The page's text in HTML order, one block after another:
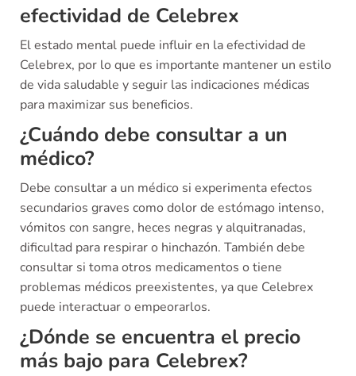
efectividad de Celebrex
El estado mental puede influir en la efectividad de
Celebrex, por lo que es importante mantener un estilo
de vida saludable y seguir las indicaciones médicas
para maximizar sus beneficios.
¿Cuándo debe consultar a un
médico?
Debe consultar a un médico si experimenta efectos
secundarios graves como dolor de estómago intenso,
vómitos con sangre, heces negras y alquitranadas,
dificultad para respirar o hinchazón. También debe
consultar si toma otros medicamentos o tiene
problemas médicos preexistentes, ya que Celebrex
puede interactuar o empeorarlos.
¿Dónde se encuentra el precio
más bajo para Celebrex?